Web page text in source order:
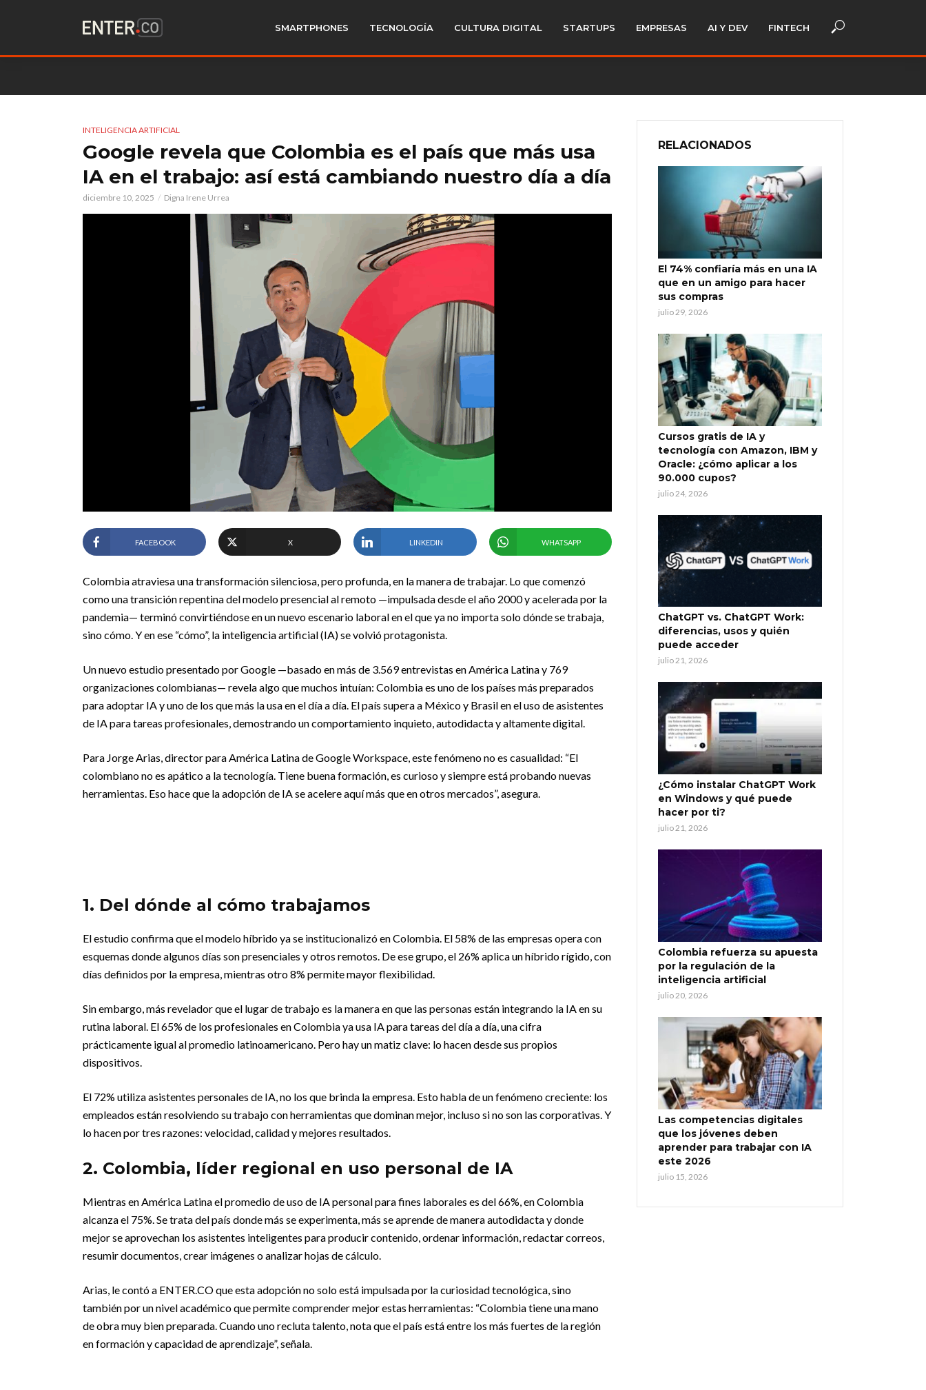
SMARTPHONES TECNOLOGÍA CULTURA DIGITAL STARTUPS EMPRESAS AI Y DEV FINTECH
INTELIGENCIA ARTIFICIAL
Google revela que Colombia es el país que más usa
IA en el trabajo: así está cambiando nuestro día a día
diciembre 10, 2025 Digna Irene Urrea
FACEBOOK X LINKEDIN WHATSAPP
Colombia atraviesa una transformación silenciosa, pero profunda, en la manera de trabajar. Lo que comenzó
como una transición repentina del modelo presencial al remoto —impulsada desde el año 2000 y acelerada por la
pandemia— terminó convirtiéndose en un nuevo escenario laboral en el que ya no importa solo dónde se trabaja,
sino cómo. Y en ese “cómo”, la inteligencia artificial (IA) se volvió protagonista.
Un nuevo estudio presentado por Google —basado en más de 3.569 entrevistas en América Latina y 769
organizaciones colombianas— revela algo que muchos intuían: Colombia es uno de los países más preparados
para adoptar IA y uno de los que más la usa en el día a día. El país supera a México y Brasil en el uso de asistentes
de IA para tareas profesionales, demostrando un comportamiento inquieto, autodidacta y altamente digital.
Para Jorge Arias, director para América Latina de Google Workspace, este fenómeno no es casualidad: “El
colombiano no es apático a la tecnología. Tiene buena formación, es curioso y siempre está probando nuevas
herramientas. Eso hace que la adopción de IA se acelere aquí más que en otros mercados”, asegura.
1. Del dónde al cómo trabajamos
El estudio confirma que el modelo híbrido ya se institucionalizó en Colombia. El 58% de las empresas opera con
esquemas donde algunos días son presenciales y otros remotos. De ese grupo, el 26% aplica un híbrido rígido, con
días definidos por la empresa, mientras otro 8% permite mayor flexibilidad.
Sin embargo, más revelador que el lugar de trabajo es la manera en que las personas están integrando la IA en su
rutina laboral. El 65% de los profesionales en Colombia ya usa IA para tareas del día a día, una cifra
prácticamente igual al promedio latinoamericano. Pero hay un matiz clave: lo hacen desde sus propios
dispositivos.
El 72% utiliza asistentes personales de IA, no los que brinda la empresa. Esto habla de un fenómeno creciente: los
empleados están resolviendo su trabajo con herramientas que dominan mejor, incluso si no son las corporativas. Y
lo hacen por tres razones: velocidad, calidad y mejores resultados.
2. Colombia, líder regional en uso personal de IA
Mientras en América Latina el promedio de uso de IA personal para fines laborales es del 66%, en Colombia
alcanza el 75%. Se trata del país donde más se experimenta, más se aprende de manera autodidacta y donde
mejor se aprovechan los asistentes inteligentes para producir contenido, ordenar información, redactar correos,
resumir documentos, crear imágenes o analizar hojas de cálculo.
Arias, le contó a ENTER.CO que esta adopción no solo está impulsada por la curiosidad tecnológica, sino
también por un nivel académico que permite comprender mejor estas herramientas: “Colombia tiene una mano
de obra muy bien preparada. Cuando uno recluta talento, nota que el país está entre los más fuertes de la región
en formación y capacidad de aprendizaje”, señala.
RELACIONADOS
El 74% confiaría más en una IA
que en un amigo para hacer
sus compras
julio 29, 2026
Cursos gratis de IA y
tecnología con Amazon, IBM y
Oracle: ¿cómo aplicar a los
90.000 cupos?
julio 24, 2026
ChatGPT vs. ChatGPT Work:
diferencias, usos y quién
puede acceder
julio 21, 2026
¿Cómo instalar ChatGPT Work
en Windows y qué puede
hacer por ti?
julio 21, 2026
Colombia refuerza su apuesta
por la regulación de la
inteligencia artificial
julio 20, 2026
Las competencias digitales
que los jóvenes deben
aprender para trabajar con IA
este 2026
julio 15, 2026